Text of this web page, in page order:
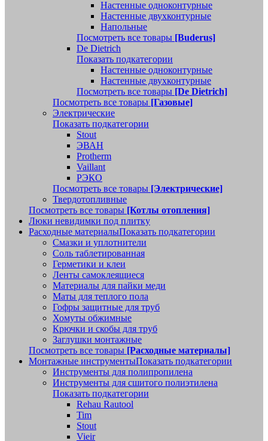
Настенные одноконтурные
Настенные двухконтурные
Напольные
Посмотреть все товары [Buderus]
De Dietrich
Показать подкатегории
Настенные одноконтурные
Настенные двухконтурные
Посмотреть все товары [De Dietrich]
Посмотреть все товары [Газовые]
Электрические
Показать подкатегории
Stout
ЭВАН
Protherm
Vaillant
РЭКО
Посмотреть все товары [Электрические]
Твердотопливные
Посмотреть все товары [Котлы отопления]
Люки невидимки под плитку
Расходные материалыПоказать подкатегории
Смазки и уплотнители
Соль таблетированная
Герметики и клеи
Ленты самоклеящиеся
Материалы для пайки меди
Маты для теплого пола
Гофры защитные для труб
Хомуты обжимные
Крючки и скобы для труб
Заглушки монтажные
Посмотреть все товары [Расходные материалы]
Монтажные инструментыПоказать подкатегории
Инструменты для полипропилена
Инструменты для сшитого полиэтилена
Показать подкатегории
Rehau Rautool
Tim
Stout
Vieir